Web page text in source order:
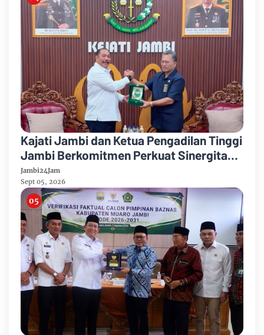
Kajati Jambi dan Ketua Pengadilan Tinggi
Jambi Berkomitmen Perkuat Sinergitas
Penegakan Hukum
Jambi24Jam
Sept 05, 2026